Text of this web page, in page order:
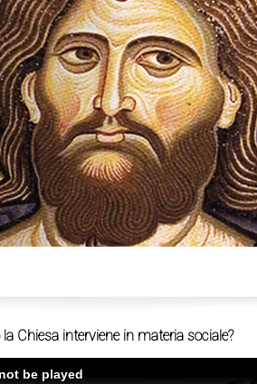
Chiesa interviene in materia sociale?
be played